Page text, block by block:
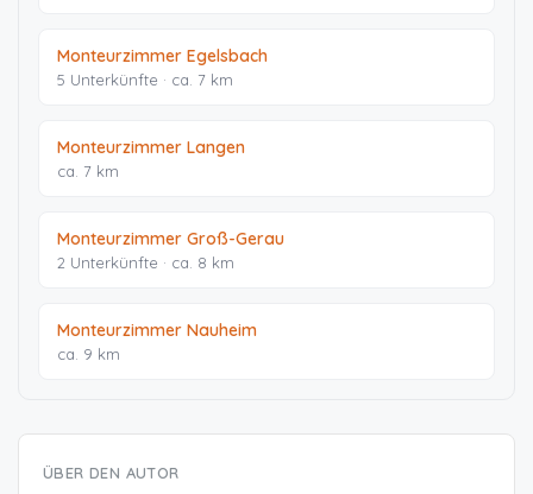
Monteurzimmer Egelsbach
5 Unterkünfte · ca. 7 km
Monteurzimmer Langen
ca. 7 km
Monteurzimmer Groß-Gerau
2 Unterkünfte · ca. 8 km
Monteurzimmer Nauheim
ca. 9 km
ÜBER DEN AUTOR